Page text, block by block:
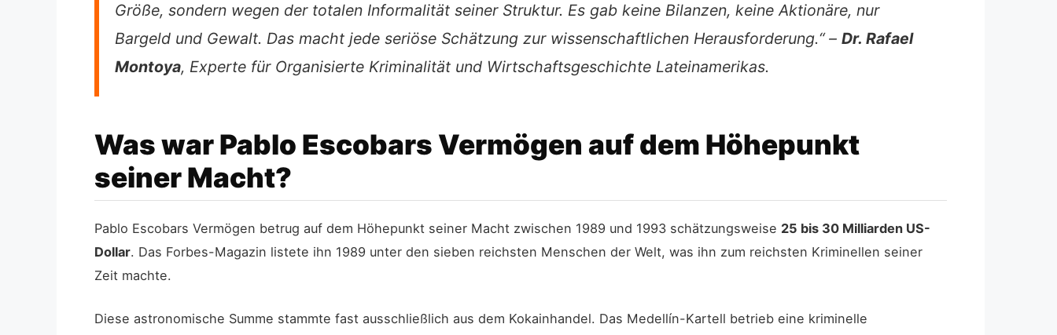
Größe, sondern wegen der totalen Informalität seiner Struktur. Es gab keine Bilanzen, keine Aktionäre, nur
Bargeld und Gewalt. Das macht jede seriöse Schätzung zur wissenschaftlichen Herausforderung.“ – Dr. Rafael
Montoya, Experte für Organisierte Kriminalität und Wirtschaftsgeschichte Lateinamerikas.
Was war Pablo Escobars Vermögen auf dem Höhepunkt
seiner Macht?
Pablo Escobars Vermögen betrug auf dem Höhepunkt seiner Macht zwischen 1989 und 1993 schätzungsweise 25 bis 30 Milliarden US-
Dollar. Das Forbes-Magazin listete ihn 1989 unter den sieben reichsten Menschen der Welt, was ihn zum reichsten Kriminellen seiner
Zeit machte.
Diese astronomische Summe stammte fast ausschließlich aus dem Kokainhandel. Das Medellín-Kartell betrieb eine kriminelle